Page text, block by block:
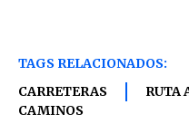
TAGS RELACIONADOS:
CARRETERAS
RUTA
CAMINOS